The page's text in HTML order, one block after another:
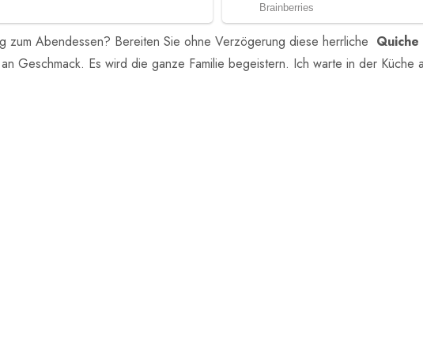
zum Abendessen? Bereiten Sie ohne Verzögerung diese herrliche
Geschmack. Es wird die ganze Familie begeistern. Ich warte in der Küche